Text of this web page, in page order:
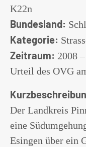
K22n
Bundesland:
Kategorie:
Zeitraum: 2008
Urteil des OVG
Der Landkreis
eine
Esingen über ein